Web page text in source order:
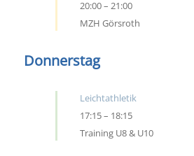
20:00– 21:00
MZH Görsroth
Donnerstag
Leichtathletik
17:15– 18:15
Training U8 & U10